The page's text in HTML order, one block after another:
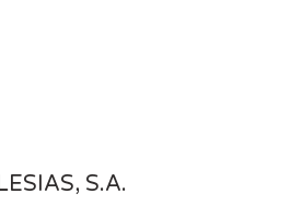
S.A.